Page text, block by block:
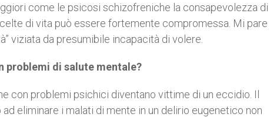
come le psicosi schizofreniche la consapevolezza di
di vita può essere fortemente compromessa. Mi pare
viziata da presumibile incapacità di volere.
problemi di salute mentale?
con problemi psichici diventano vittime di un eccidio. Il
eliminare i malati di mente in un delirio eugenetico non